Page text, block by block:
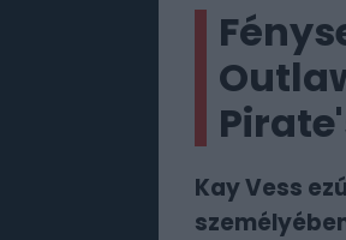
Kay Vess